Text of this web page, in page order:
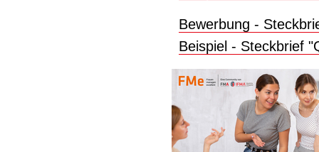
Bewerbung -
Beispiel - Steckbrief